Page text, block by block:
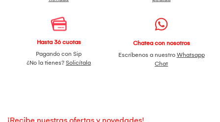
Hasta 36 cuotas
Pagando con Sip
¿No la tienes? Solicítala
Chatea con nosotros
Escríbenos a nuestro Whatsapp
Chat